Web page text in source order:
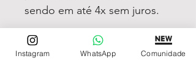
sendo em até 4x sem juros.
Tem medo de comprar e não
gostar? Fique tranquilo,
Instagram WhatsApp Comunidade